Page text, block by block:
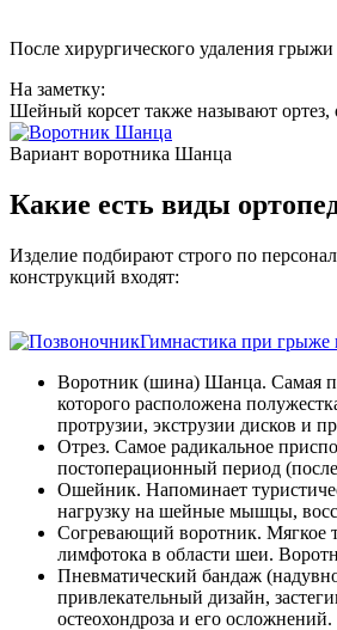
После хирургического удаления
На заметку:
Шейный корсет также называют ортез,
Вариант воротника Шанца
Какие есть виды
Изделие подбирают строго по
конструкций входят:
Гимнастика при грыже
Воротник (шина) Шанца. Самая
которого расположена
протрузии, экструзии дисков и
Отрез. Самое радикальное
постоперационный период
Ошейник. Напоминает
нагрузку на шейные мышцы,
Согревающий воротник. Мягкое
лимфотока в области шеи.
Пневматический бандаж
привлекательный дизайн,
остеохондроза и его осложнений.